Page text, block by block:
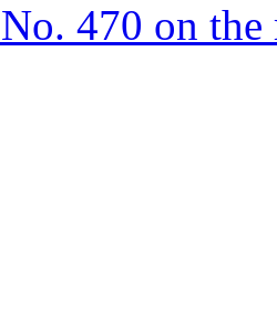
470 on